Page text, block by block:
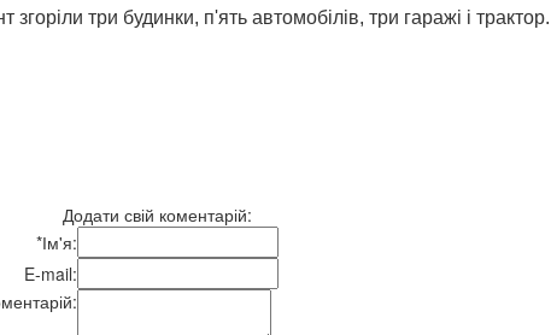
три будинки, п'ять автомобілів, три гаражі і трактор.
Додати свій коментарій:
*Ім'я:
E-mail: